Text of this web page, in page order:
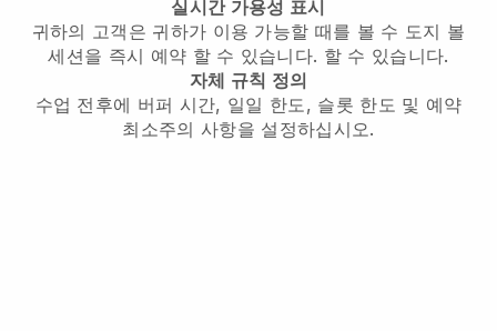
실시간 가용성 표시
귀하의 고객은 귀하가 이용 가능할 때를 볼 수 도지 볼
세션을 즉시 예약 할 수 있습니다. 할 수 있습니다.
자체 규칙 정의
수업 전후에 버퍼 시간, 일일 한도, 슬롯 한도 및 예약
최소주의 사항을 설정하십시오.